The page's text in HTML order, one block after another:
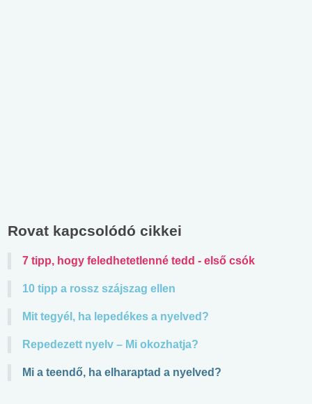
Rovat kapcsolódó cikkei
7 tipp, hogy feledhetetlenné tedd - első csók
10 tipp a rossz szájszag ellen
Mit tegyél, ha lepedékes a nyelved?
Repedezett nyelv – Mi okozhatja?
Mi a teendő, ha elharaptad a nyelved?